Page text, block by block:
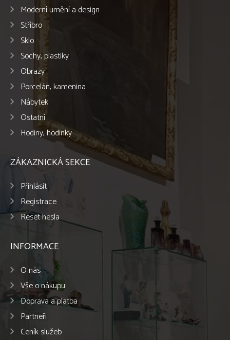
Moderní umění a design
Stříbro
Sklo
Sochy, plastiky
Obrazy
Porcelán, kamenina
Nábytek
Ostatní
Hodiny, hodinky
ZÁKAZNICKÁ SEKCE
Přihlásit
Registrace
Reset hesla
INFORMACE
O nás
Vše o nákupu
Doprava a platba
Partneři
Ceník služeb